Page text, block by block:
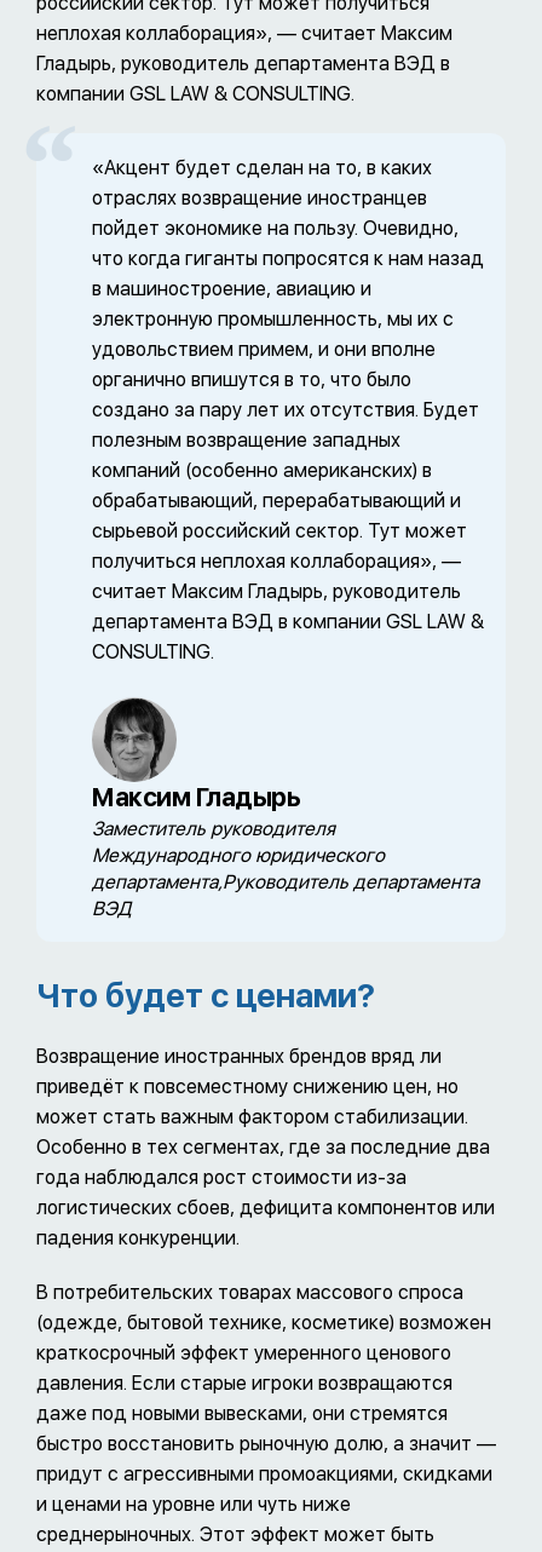
неплохая коллаборация», — считает Максим
Гладырь, руководитель департамента ВЭД в
компании GSL LAW & CONSULTING.
«Акцент будет сделан на то, в каких
отраслях возвращение иностранцев
пойдет экономике на пользу. Очевидно,
что когда гиганты попросятся к нам назад
в машиностроение, авиацию и
электронную промышленность, мы их с
удовольствием примем, и они вполне
органично впишутся в то, что было
создано за пару лет их отсутствия. Будет
полезным возвращение западных
компаний (особенно американских) в
обрабатывающий, перерабатывающий и
сырьевой российский сектор. Тут может
получиться неплохая коллаборация», —
считает Максим Гладырь, руководитель
департамента ВЭД в компании GSL LAW &
CONSULTING.
Максим Гладырь
Заместитель руководителя
Международного юридического
департамента,Руководитель департамента
ВЭД
Что будет с ценами?
Возвращение иностранных брендов вряд ли
приведёт к повсеместному снижению цен, но
может стать важным фактором стабилизации.
Особенно в тех сегментах, где за последние два
года наблюдался рост стоимости из-за
логистических сбоев, дефицита компонентов или
падения конкуренции.
В потребительских товарах массового спроса
(одежде, бытовой технике, косметике) возможен
краткосрочный эффект умеренного ценового
давления. Если старые игроки возвращаются
даже под новыми вывесками, они стремятся
быстро восстановить рыночную долю, а значит —
придут с агрессивными промоакциями, скидками
и ценами на уровне или чуть ниже
среднерыночных. Этот эффект может быть